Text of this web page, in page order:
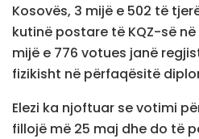
Kosovës, 3 mijë e 502 të
kutinë postare të KQZ-së
mijë e 776 votues janë
fizikisht në përfaqësitë
Elezi ka njoftuar se votimi
fillojë më 25 maj dhe do të